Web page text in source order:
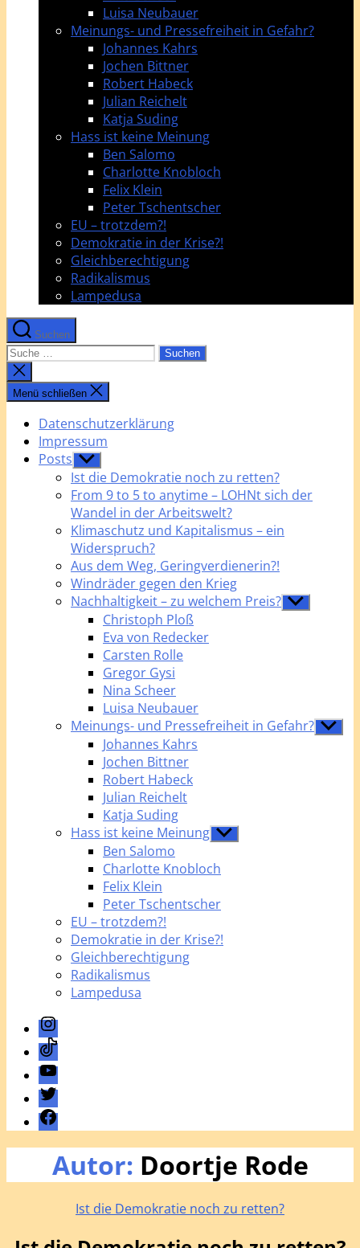
Luisa Neubauer
Meinungs- und Pressefreiheit in Gefahr?
Johannes Kahrs
Jochen Bittner
Robert Habeck
Julian Reichelt
Katja Suding
Hass ist keine Meinung
Ben Salomo
Charlotte Knobloch
Felix Klein
Peter Tschentscher
EU – trotzdem?!
Demokratie in der Krise?!
Gleichberechtigung
Radikalismus
Lampedusa
Suchen
Suche
nach:
Suche
schließen
Menü schließen
Datenschutzerklärung
Impressum
Posts Untermenü
anzeigen
Ist die Demokratie noch zu retten?
From 9 to 5 to anytime – LOHNt sich der
Wandel in der Arbeitswelt?
Klimaschutz und Kapitalismus – ein
Widerspruch?
Aus dem Weg, Geringverdienerin?!
Windräder gegen den Krieg
Nachhaltigkeit – zu welchem Preis? Untermenü
anzeigen
Christoph Ploß
Eva von Redecker
Carsten Rolle
Gregor Gysi
Nina Scheer
Luisa Neubauer
Meinungs- und Pressefreiheit in Gefahr?
Johannes Kahrs
Jochen Bittner
Robert Habeck
Julian Reichelt
Katja Suding
Hass ist keine Meinung Untermenü
anzeigen
Ben Salomo
Charlotte Knobloch
Felix Klein
Peter Tschentscher
EU – trotzdem?!
Demokratie in der Krise?!
Gleichberechtigung
Radikalismus
Lampedusa
Instagram
TikTok
YouTube
Twitter
Facebook
Autor: Doortje Rode
Kategorien
Ist die Demokratie noch zu retten?